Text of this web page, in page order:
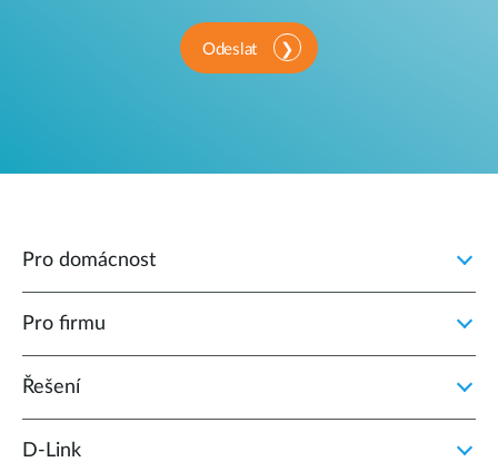
Odeslat
Pro domácnost
Pro firmu
Řešení
D‑Link